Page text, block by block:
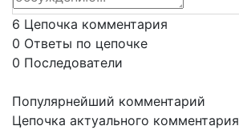
6 Цепочка комментария
0 Ответы по цепочке
0 Последователи
Популярнейший комментарий
Цепочка актуального комментария